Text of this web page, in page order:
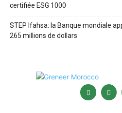
certifiée ESG 1000
STEP Ifahsa: la Banque mondiale
265 millions de dollars